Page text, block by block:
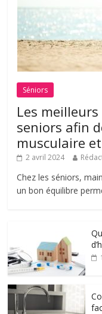
Séniors
Les
seniors afin
musculaire
2 avril 2024
Chez les séniors,
un bon équilibre